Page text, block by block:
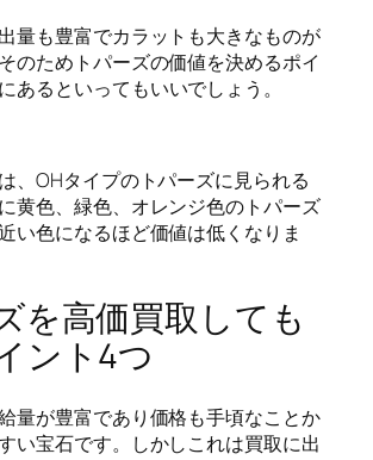
量も豊富でカラットも大きなものが
のためトパーズの価値を決めるポイ
あるといってもいいでしょう。
、OHタイプのトパーズに見られる
黄色、緑色、オレンジ色のトパーズ
い色になるほど価値は低くなりま
を高価買取しても
ント4つ
量が豊富であり価格も手頃なことか
い宝石です。しかしこれは買取に出